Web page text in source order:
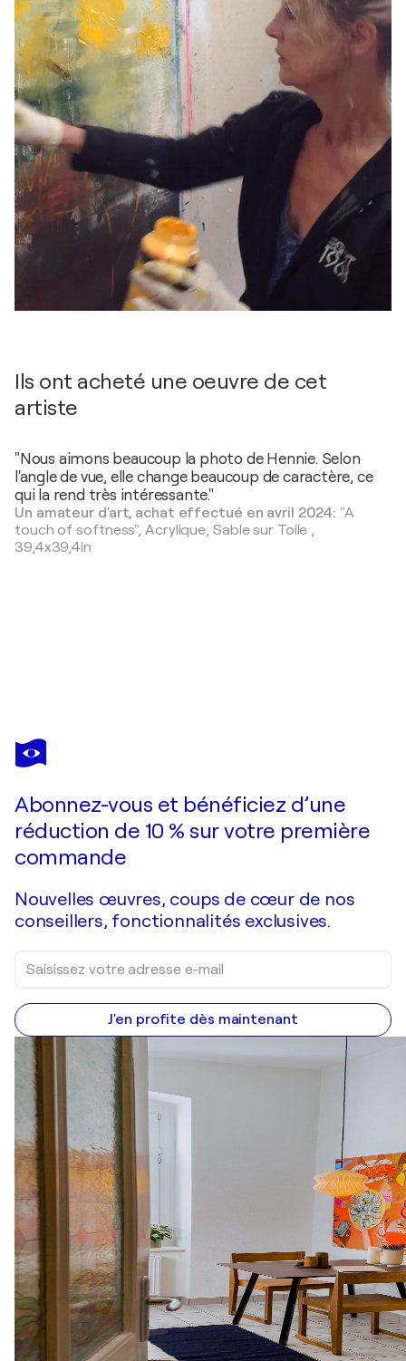
Ils ont acheté une oeuvre de cet
artiste
"Nous aimons beaucoup la photo de Hennie. Selon
l'angle de vue, elle change beaucoup de caractère, ce
qui la rend très intéressante."
Un amateur d'art, achat effectué en avril 2024: "A
touch of softness", Acrylique, Sable sur Toile ,
39,4x39,4in
HENNIE VAN DE LANDE
Soft colors
Abonnez-vous et bénéficiez d’une
réduction de 10 % sur votre première
commande
Nouvelles œuvres, coups de cœur de nos
conseillers, fonctionnalités exclusives.
J'en profite dès maintenant